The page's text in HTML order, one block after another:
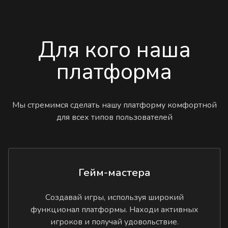
Для кого наша
платформа
Мы стремимся сделать нашу платформу комфортной
для всех типов пользователей
Гейм-мастера
Создавай игры, используя широкий
функционал платформы. Находи активных
игроков и получай удовольствие.